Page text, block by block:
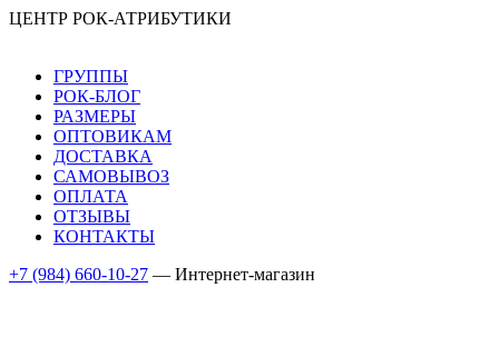
ЦЕНТР РОК-АТРИБУТИКИ
ГРУППЫ
РОК-БЛОГ
РАЗМЕРЫ
ОПТОВИКАМ
ДОСТАВКА
САМОВЫВОЗ
ОПЛАТА
ОТЗЫВЫ
КОНТАКТЫ
+7 (984) 660-10-27 — Интернет-магазин